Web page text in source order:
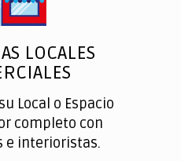
LOCALES
Local o Espacio
completo con
e interioristas.